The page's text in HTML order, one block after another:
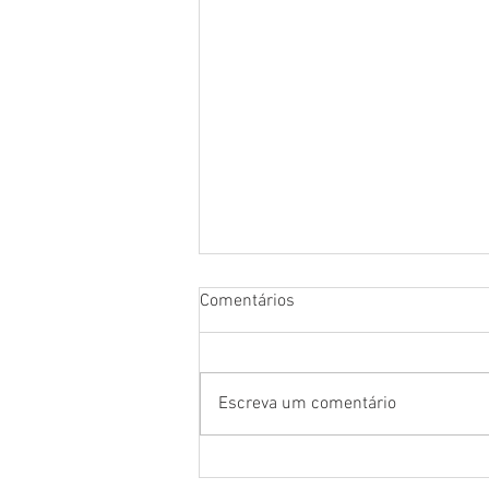
Comentários
Escreva um comentário